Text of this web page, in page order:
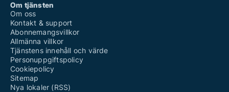
Om tjänsten
Om oss
Kontakt & support
Abonnemangsvillkor
Allmänna villkor
Tjänstens innehåll och värde
Personuppgiftspolicy
Cookiepolicy
Sitemap
Nya lokaler (RSS)